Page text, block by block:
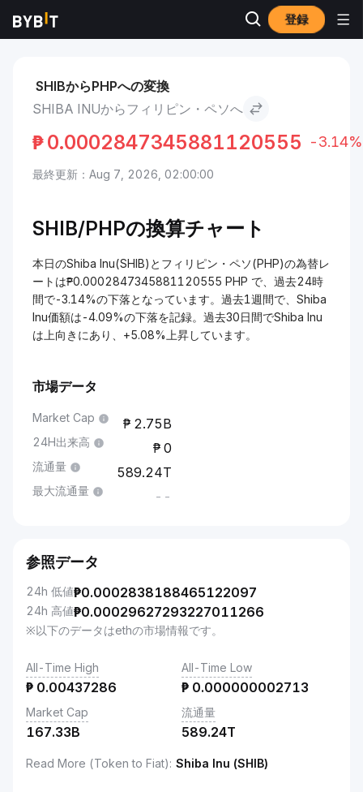
登録
市場 Shiba Inu 価格 SHIB Shiba Inu to フィリピン・ペソ
SHIBからPHPへの変換
SHIBA INUからフィリピン・ペソへ
₱0.0002847345881120555 -3.14%
最終更新：Aug 7, 2026, 02:00:00
SHIB/PHPの換算チャート
本日のShiba Inu(SHIB)とフィリピン・ペソ(PHP)の為替レ
ートは₱0.0002847345881120555 PHP で、過去24時
間で-3.14%の下落となっています。過去1週間で、Shiba
Inu価額は-4.09%の下落を記録。過去30日間でShiba Inu
は上向きにあり、+5.08%上昇しています。
市場データ
Market Cap 2.75B
24H出来高 0
流通量 589.24T
最大流通量 --
参照データ
24h 低値₱0.0002838188465122097
24h 高値₱0.00029627293227011266
※以下のデータはethの市場情報です。
All-Time High
₱ 0.00437286
All-Time Low
₱ 0.000000002713
Market Cap
167.33B
流通量
589.24T
Read More (Token to Fiat): Shiba Inu (SHIB)